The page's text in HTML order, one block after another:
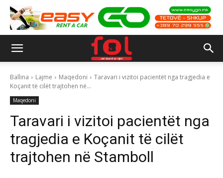
Ballina Lajme Maqedoni
Taravari i vizitoi pacientët nga tragjedia e
Koçanit të cilët trajtohen në...
Maqedoni
Taravari i vizitoi pacientët nga
tragjedia e Koçanit të cilët
trajtohen në Stamboll